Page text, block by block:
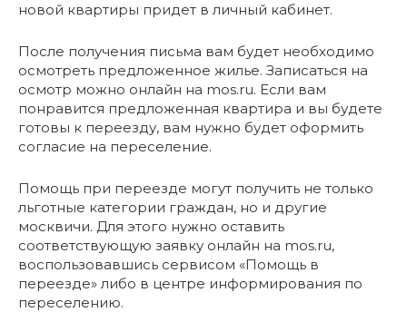
новой квартиры придет в личный кабинет.
После получения письма вам будет необходимо
осмотреть предложенное жилье. Записаться на
осмотр можно онлайн на mos.ru. Если вам
понравится предложенная квартира и вы будете
готовы к переезду, вам нужно будет оформить
согласие на переселение.
Помощь при переезде могут получить не только
льготные категории граждан, но и другие
москвичи. Для этого нужно оставить
соответствующую заявку онлайн на mos.ru,
воспользовавшись сервисом «Помощь в
переезде» либо в центре информирования по
переселению.